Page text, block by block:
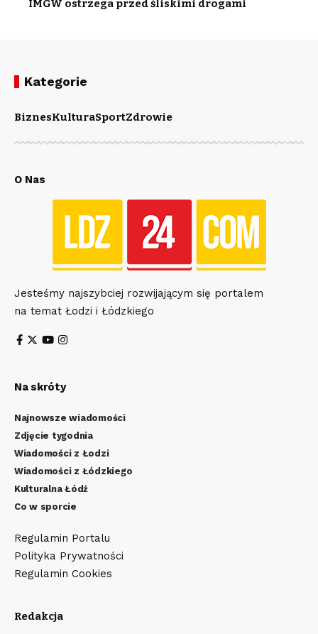
IMGW ostrzega przed śliskimi drogami
Kategorie
BiznesKulturaSportZdrowie
O Nas
Jesteśmy najszybciej rozwijającym się portalem
na temat Łodzi i Łódzkiego
Na skróty
Najnowsze wiadomości
Zdjęcie tygodnia
Wiadomości z Łodzi
Wiadomości z Łódzkiego
Kulturalna Łódź
Co w sporcie
Regulamin Portalu
Polityka Prywatności
Regulamin Cookies
Redakcja